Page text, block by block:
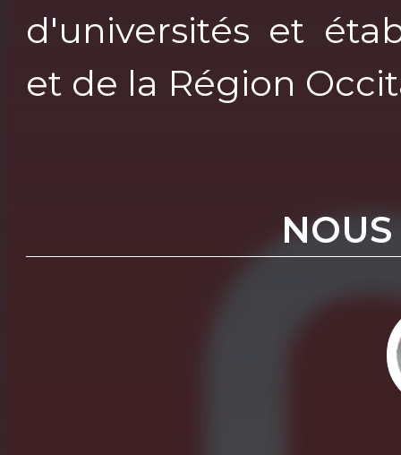
d'universités et
et de la Région